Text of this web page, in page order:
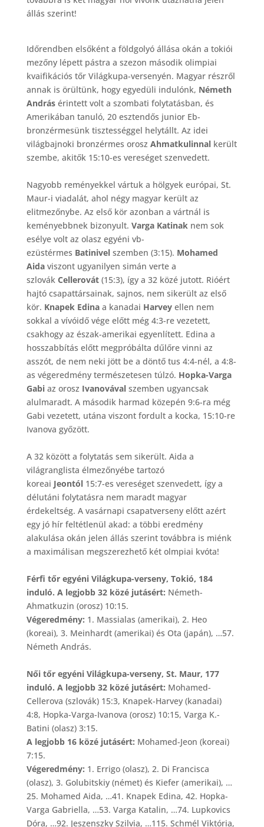
állás szerint!
Időrendben elsőként a földgolyó állása okán a tokiói
mezőny lépett pástra a szezon második olimpiai
kvaifikációs tőr Világkupa-versenyén. Magyar részről
annak is örültünk, hogy egyedüli indulónk, Németh
Andrásérintett volt a szombati folytatásban, és
Amerikában tanuló, 20 esztendős junior Eb-
bronzérmesünk tisztességgel helytállt. Az idei
világbajnoki bronzérmes orosz Ahmatkulinnalkerült
szembe, akitők 15:10-es vereséget szenvedett.
Nagyobb reményekkel vártuk a hölgyek európai, St.
Maur-i viadalát, ahol négy magyar került az
elitmezőnybe. Az első kör azonban a vártnál is
keményebbnek bizonyult. Varga Katinak nem sok
esélye volt az olasz egyéni vb-
ezüstérmes Batinivelszemben (3:15). Mohamed
Aida viszont ugyanilyen simán verte a
szlovák Cellerovát(15:3), így a 32 közé jutott. Rióért
hajtó csapattársainak, sajnos, nem sikerült az első
kör. Knapek Edinaa kanadai Harveyellen nem
sokkal a vívóidő vége előtt még 4:3-re vezetett,
csakhogy az észak-amerikai egyenlített. Edina a
hosszabbítás előtt megpróbálta dűlőre vinni az
asszót, de nem neki jött be a döntő tus 4:4-nél, a 4:8-
as végeredmény természetesen túlzó. Hopka-Varga
Gabi az orosz Ivanovávalszemben ugyancsak
alulmaradt. A második harmad közepén 9:6-ra még
Gabi vezetett, utána viszont fordult a kocka, 15:10-re
Ivanova győzött.
A 32 között a folytatás sem sikerült. Aida a
világranglista élmezőnyébe tartozó
koreai Jeontól 15:7-es vereséget szenvedett, így a
délutáni folytatásra nem maradt magyar
érdekeltség. A vasárnapi csapatverseny előtt azért
egy jó hír feltétlenül akad: a többi eredmény
alakulása okán jelen állás szerint továbbra is miénk
a maximálisan megszerezhető két olmpiai kvóta!
Férfi tőr egyéni Világkupa-verseny, Tokió, 184
induló. A legjobb 32 közé jutásért: Németh-
Ahmatkuzin (orosz) 10:15.
Végeredmény: 1. Massialas (amerikai), 2. Heo
(koreai), 3. Meinhardt (amerikai) és Ota (japán), …57.
Németh András.
Női tőr egyéni Világkupa-verseny, St. Maur, 177
induló. A legjobb 32 közé jutásért: Mohamed-
Cellerova (szlovák) 15:3, Knapek-Harvey (kanadai)
4:8, Hopka-Varga-Ivanova (orosz) 10:15, Varga K.-
Batini (olasz) 3:15.
A legjobb 16 közé jutásért: Mohamed-Jeon (koreai)
7:15.
Végeredmény: 1. Errigo (olasz), 2. Di Francisca
(olasz), 3. Golubitskiy (német) és Kiefer (amerikai), …
25. Mohamed Aida, …41. Knapek Edina, 42. Hopka-
Varga Gabriella, …53. Varga Katalin, …74. Lupkovics
Dóra, …92. Jeszenszky Szilvia, …115. Schmél Viktória,